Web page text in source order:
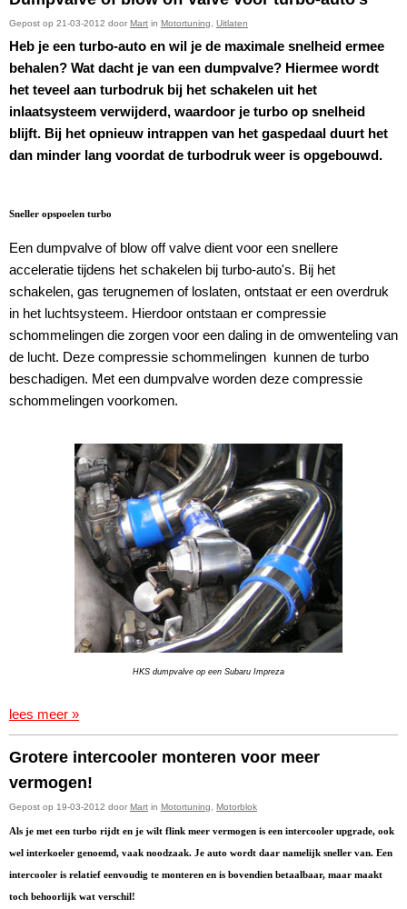
Gepost op 21-03-2012 door Mart in Motortuning Uitlaten
Heb je een turbo-auto en wil je de maximale snelheid ermee
behalen? Wat dacht je van een dumpvalve? Hiermee wordt
het teveel aan turbodruk bij het schakelen uit het
inlaatsysteem verwijderd, waardoor je turbo op snelheid
blijft. Bij het opnieuw intrappen van het gaspedaal duurt het
dan minder lang voordat de turbodruk weer is opgebouwd.
Sneller opspoelen turbo
Een dumpvalve of blow off valve dient voor een snellere
acceleratie tijdens het schakelen bij turbo-auto's. Bij het
schakelen, gas terugnemen of loslaten, ontstaat er een overdruk
in het luchtsysteem. Hierdoor ontstaan er compressie
schommelingen die zorgen voor een daling in de omwenteling van
de lucht. Deze compressie schommelingen kunnen de turbo
beschadigen. Met een dumpvalve worden deze compressie
schommelingen voorkomen.
HKS dumpvalve op een Subaru Impreza
lees meer »
Grotere intercooler monteren voor meer
vermogen!
Gepost op 19-03-2012 door Mart in Motortuning Motorblok
Als je met een turbo rijdt en je wilt flink meer vermogen is een intercooler upgrade, ook
wel interkoeler genoemd, vaak noodzaak. Je auto wordt daar namelijk sneller van. Een
intercooler is relatief eenvoudig te monteren en is bovendien betaalbaar, maar maakt
toch behoorlijk wat verschil!